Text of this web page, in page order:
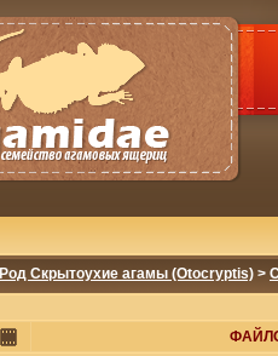
Род Скрытоухие агамы (Otocryptis) >